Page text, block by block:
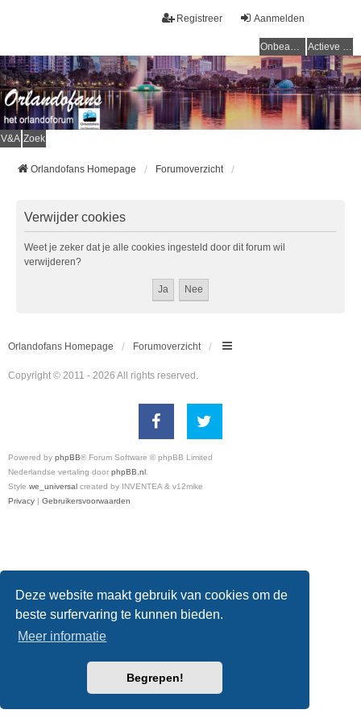
Deze website maakt gebruik van cookies om de
beste surfervaring te kunnen bieden.
Meer informatie
Begrepen!
Aanmelden
Registreer
Onbeantwoorde onderwerpen Actieve onderwerpen
V&A Zoek
Orlandofans Homepage Forumoverzicht
Verwijder cookies
Weet je zeker dat je alle cookies ingesteld door dit forum wil
verwijderen?
Orlandofans Homepage Forumoverzicht
Copyright © 2011 - 2026 All rights reserved.
Powered by phpBB® Forum Software © phpBB Limited
Nederlandse vertaling door phpBB.nl
Style we_universal created by INVENTEA & v12mike
Privacy | Gebruikersvoorwaarden